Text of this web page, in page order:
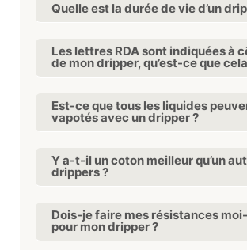
Quelle est la durée de vie d’un
Les lettres RDA sont indiquées à
de mon dripper, qu’est-ce que
Est-ce que tous les liquides
vapotés avec un dripper ?
Y a-t-il un coton meilleur qu’un
drippers ?
Dois-je faire mes résistances
pour mon dripper ?